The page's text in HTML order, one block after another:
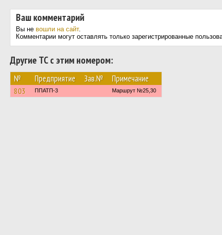
Ваш комментарий
Вы не вошли на сайт.
Комментарии могут оставлять только зарегистрированные
Другие ТС с этим номером:
№ Предприятие Зав.№ Примечание
803 ППАТП-3 Маршрут №25,30